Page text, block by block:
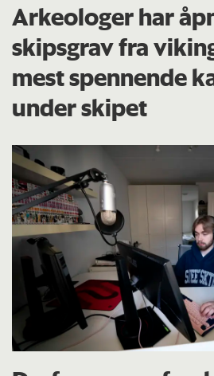
Arkeologer har
skipsgrav fra
mest spennende
under skipet